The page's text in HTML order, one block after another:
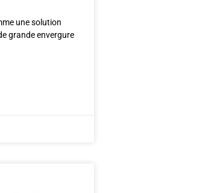
une solution
grande envergure